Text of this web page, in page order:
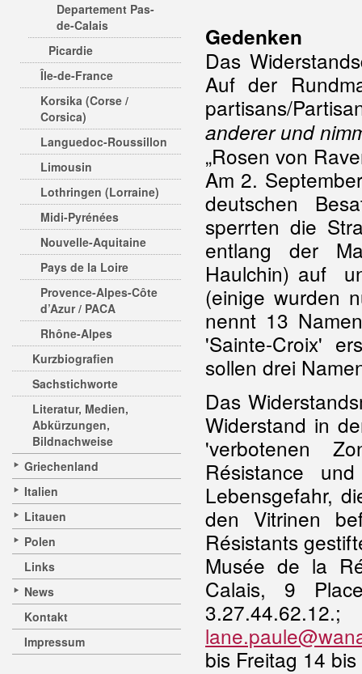
Departement Pas-
de-Calais
Picardie
Île-de-France
Korsika (Corse /
Corsica)
Languedoc-Roussillon
Limousin
Lothringen (Lorraine)
Midi-Pyrénées
Nouvelle-Aquitaine
Pays de la Loire
Provence-Alpes-Côte
d’Azur / PACA
Rhône-Alpes
Kurzbiografien
Sachstichworte
Literatur, Medien,
Abkürzungen,
Bildnachweise
Griechenland
Italien
Litauen
Polen
Links
News
Kontakt
Impressum
Gedenken
Das
Auf der
partisans/
anderer und
„Rosen von
Am 2.
deutschen
sperrten die
entlang der
Haulchin) auf
(einige wurden
nennt 13
'Sainte-Croix'
sollen drei
Das
Widerstand in
'verbotenen
Résistance
Lebensgefahr,
den Vitrinen
Résistants
Musée de la
Calais, 9
bis Freitag 14